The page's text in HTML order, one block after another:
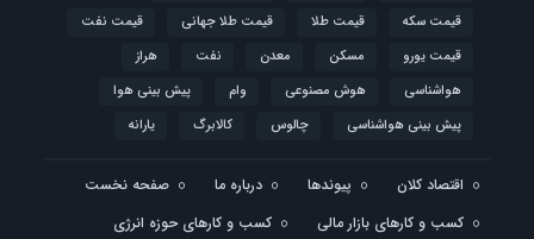
قیمت سکه
قیمت طلا قیمت طلا جهانی
قیمت نفت
قیمت یورو
مسکن معدن نفت
هراز
هواشناسی
هوش مصنوعی وام
پیش بینی هوا
پیش بینی هواشناسی
چالوس کالابرگ یارانه
اقتصاد کلان پیوندها درباره ما
صفحه نخست
کسب و کارهای بازار مالی
کسب و کارهای حوزه انرژی